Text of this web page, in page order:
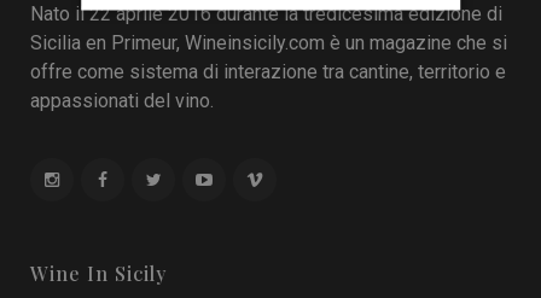
Nato il 22 aprile 2016 durante la tredicesima edizione di
Sicilia en Primeur, Wineinsicily.com è un magazine che si
offre come sistema di interazione tra cantine, territorio e
appassionati del vino.
Wine In Sicily